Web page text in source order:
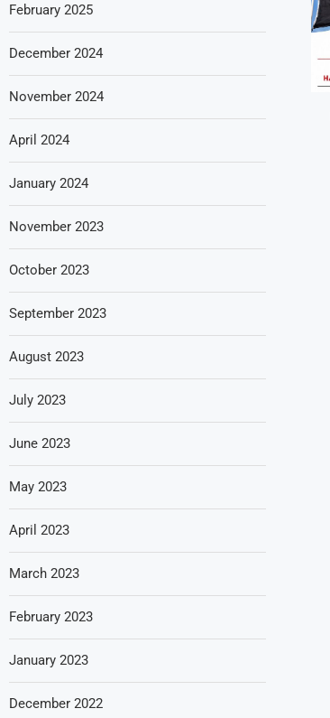
February 2025
December 2024
November 2024
April 2024
January 2024
November 2023
October 2023
September 2023
August 2023
July 2023
June 2023
May 2023
April 2023
March 2023
February 2023
January 2023
December 2022